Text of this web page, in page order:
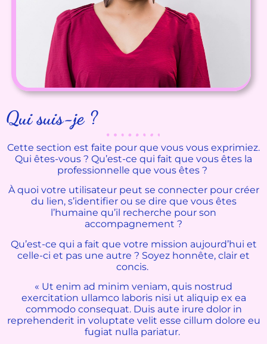
Qui suis-je ?
Cette section est faite pour que vous vous exprimiez.
Qui êtes-vous ? Qu’est-ce qui fait que vous êtes la
professionnelle que vous êtes ?
À quoi votre utilisateur peut se connecter pour créer
du lien, s’identifier ou se dire que vous êtes
l’humaine qu’il recherche pour son
accompagnement ?
Qu’est-ce qui a fait que votre mission aujourd’hui et
celle-ci et pas une autre ? Soyez honnête, clair et
concis.
« Ut enim ad minim veniam, quis nostrud
exercitation ullamco laboris nisi ut aliquip ex ea
commodo consequat. Duis aute irure dolor in
reprehenderit in voluptate velit esse cillum dolore eu
fugiat nulla pariatur.